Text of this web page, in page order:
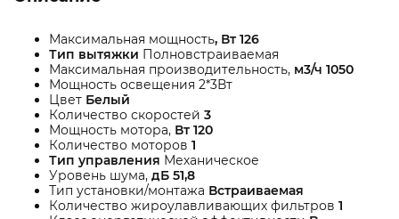
Максимальная мощность, Вт 126
Тип вытяжки Полновстраиваемая
Максимальная производительность, м3/ч 1050
Мощность освещения 2*3Вт
Цвет Белый
Количество скоростей 3
Мощность мотора, Вт 120
Количество моторов 1
Тип управления Механическое
Уровень шума, дБ 51,8
Тип установки/монтажа Встраиваемая
Количество жироулавливающих фильтров 1